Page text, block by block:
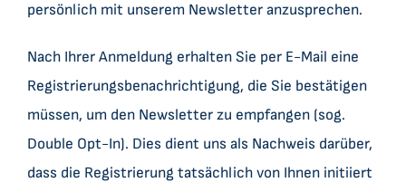
persönlich mit unserem Newsletter anzusprechen.
Nach Ihrer Anmeldung erhalten Sie per E-Mail eine
Registrierungsbenachrichtigung, die Sie bestätigen
müssen, um den Newsletter zu empfangen (sog.
Double Opt-In). Dies dient uns als Nachweis darüber,
dass die Registrierung tatsächlich von Ihnen initiiert